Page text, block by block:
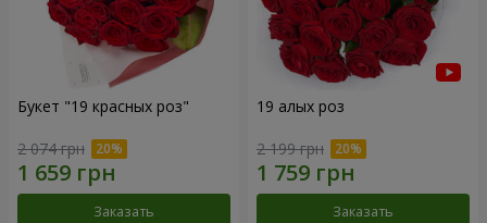
Букет "19 красных роз"
2 074 грн
Заказать
19 алых роз
2 199 грн
Заказать